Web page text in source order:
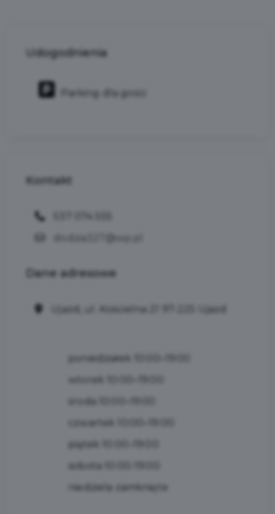
Udogodnienia
Parking dla gości
Kontakt
Dane adresowe
Ujazd, ul. Kościelna 21 97-225 Ujazd
poniedziałek 10:00–19:00
wtorek 10:00–19:00
środa 10:00–19:00
czwartek 10:00–19:00
piątek 10:00–19:00
sobota 10:00-19:00
niedziela zamknięte